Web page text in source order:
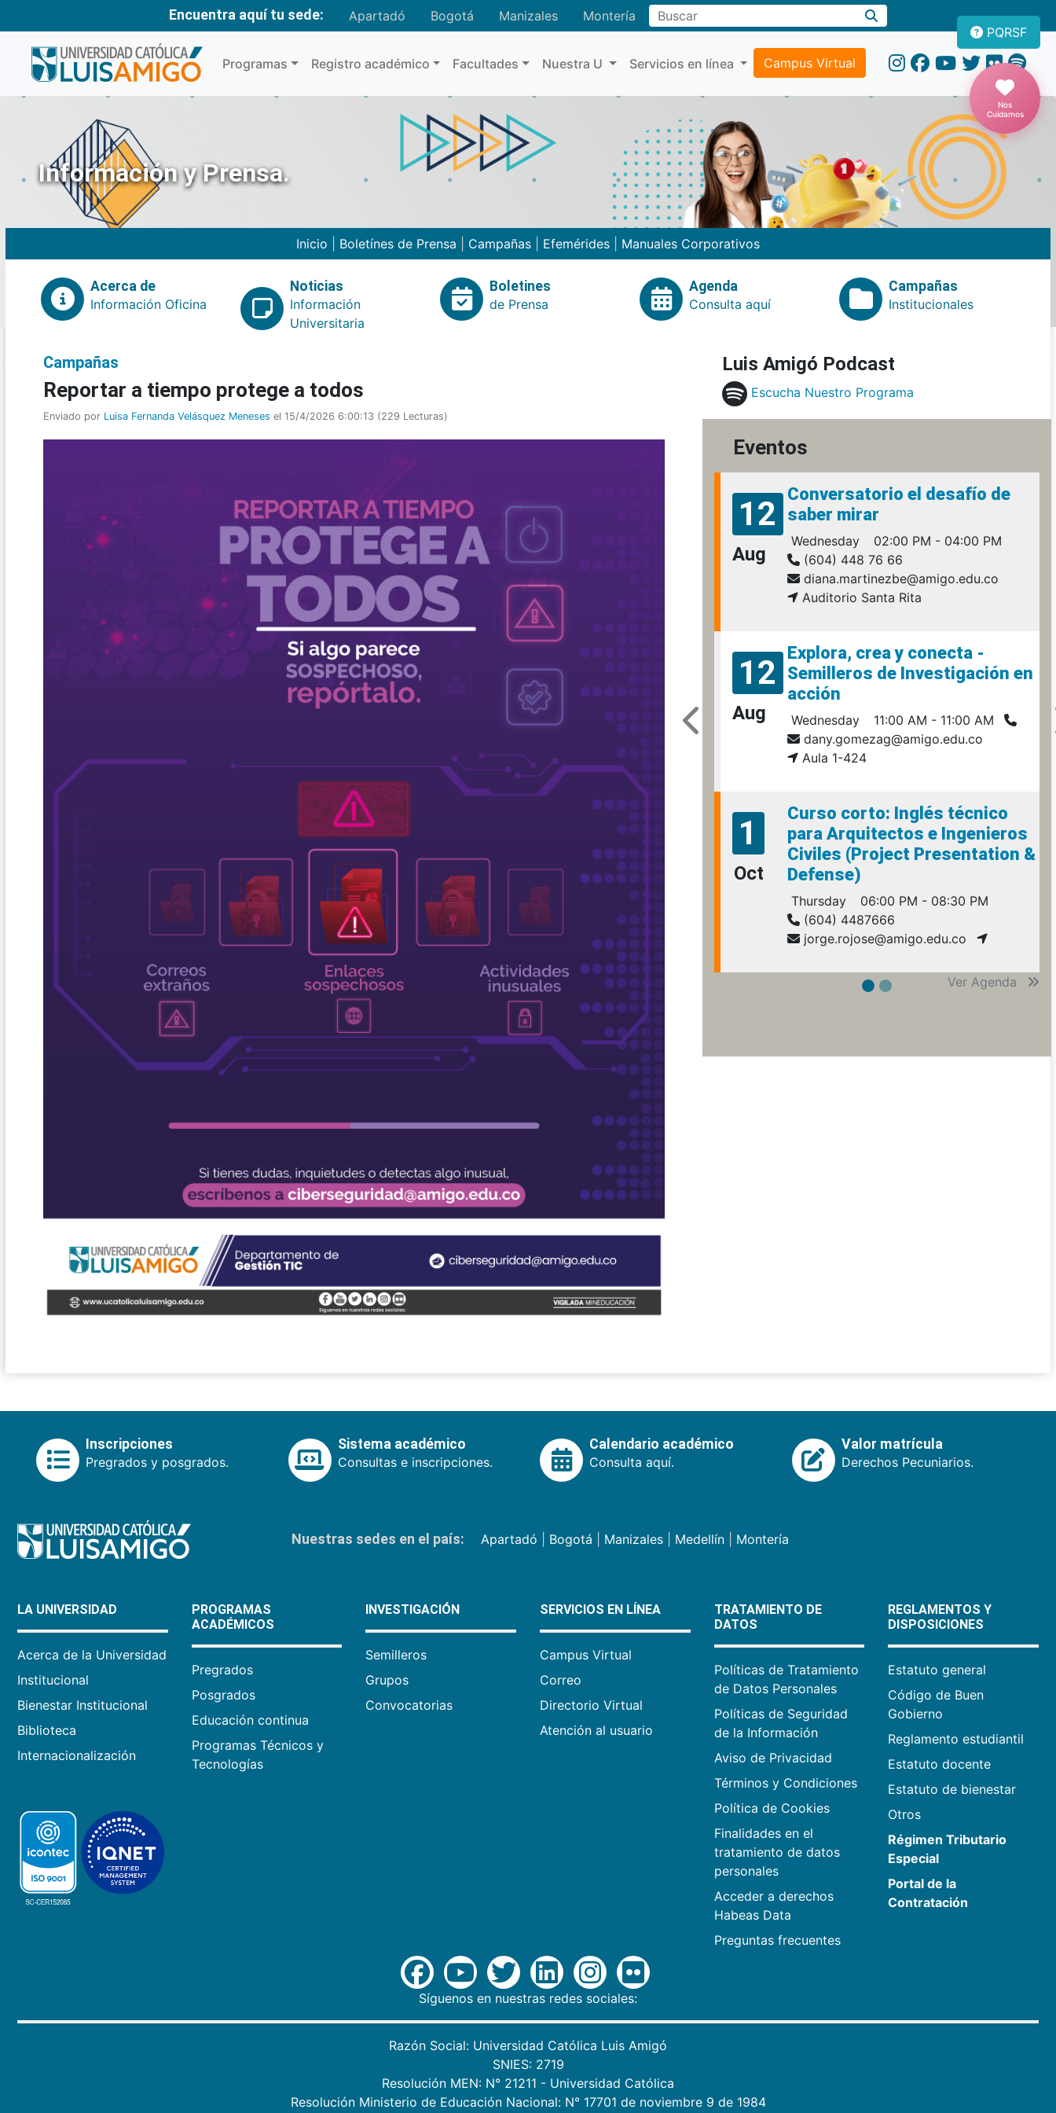
Encuentra aquí tu sede: Apartadó Bogotá Manizales MonteríaBuscar
Programas Registro académico Facultades Nuestra U Servicios en línea Campus Virtual
PQRSF
Nos
Cuidamos
Información y Prensa.
Inicio Boletínes de Prensa Campañas Efemérides Manuales Corporativos
Acerca de
Información Oficina
Noticias
Información
Universitaria
Boletines
de Prensa
Agenda
Consulta aquí
Campañas
Institucionales
Campañas
Reportar a tiempo protege a todos
Enviado por Luisa Fernanda Velásquez Meneses el 15/4/2026 6:00:13 (229 Lecturas)
Luis Amigó Podcast
Escucha Nuestro Programa
Eventos
12
Aug
Conversatorio el desafío de
saber mirar
Wednesday
02:00 PM - 04:00 PM
(604) 448 76 66
diana.martinezbe@amigo.edu.co
Auditorio Santa Rita
12
Aug
Explora, crea y conecta -
Semilleros de Investigación en
acción
Wednesday
11:00 AM - 11:00 AM
dany.gomezag@amigo.edu.co
Aula 1-424
1
Oct
Curso corto: Inglés técnico
para Arquitectos e Ingenieros
Civiles (Project Presentation &
Defense)
Thursday
06:00 PM - 08:30 PM
(604) 4487666
jorge.rojose@amigo.edu.co
Ver Agenda
Inscripciones
Pregrados y posgrados.
Sistema académico
Consultas e inscripciones.
Calendario académico
Consulta aquí.
Valor matrícula
Derechos Pecuniarios.
Nuestras sedes en el país: Apartadó Bogotá Manizales| Medellín| Montería
LA UNIVERSIDAD
Acerca de la Universidad
Institucional
Bienestar Institucional
Biblioteca
Internacionalización
PROGRAMAS
ACADÉMICOS
Pregrados
Posgrados
Educación continua
Programas Técnicos y
Tecnologías
INVESTIGACIÓN
Semilleros
Grupos
Convocatorias
SERVICIOS EN LÍNEA
Campus Virtual
Correo
Directorio Virtual
Atención al usuario
TRATAMIENTO DE
DATOS
Políticas de Tratamiento
de Datos Personales
Políticas de Seguridad
de la Información
Aviso de Privacidad
Términos y Condiciones
Política de Cookies
Finalidades en el
tratamiento de datos
personales
Acceder a derechos
Habeas Data
Preguntas frecuentes
REGLAMENTOS Y
DISPOSICIONES
Estatuto general
Código de Buen
Gobierno
Reglamento estudiantil
Estatuto docente
Estatuto de bienestar
Otros
Régimen Tributario
Especial
Portal de la
Contratación
Síguenos en nuestras redes sociales:
Razón Social: Universidad Católica Luis Amigó
SNIES: 2719
Resolución MEN: N° 21211 - Universidad Católica
Resolución Ministerio de Educación Nacional: N° 17701 de noviembre 9 de 1984